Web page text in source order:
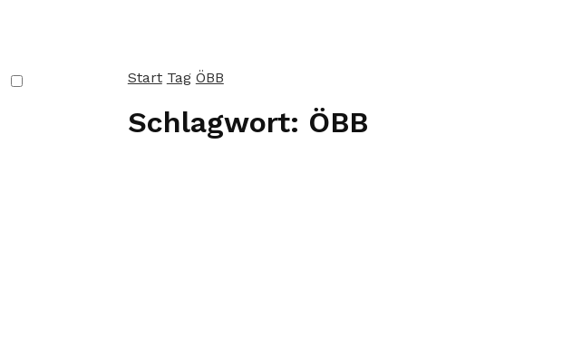
Start Tag ÖBB
Schlagwort: ÖBB